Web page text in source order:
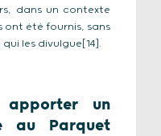
dans un contexte
ont été fournis, sans
les divulgue[14].
apporter un
au Parquet